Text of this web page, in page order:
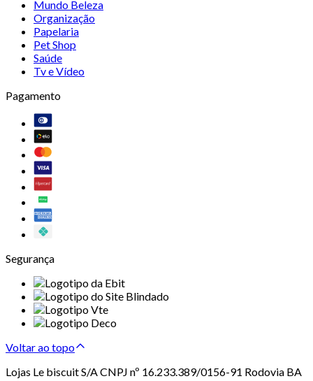
Mundo Beleza
Organização
Papelaria
Pet Shop
Saúde
Tv e Vídeo
Pagamento
Segurança
Voltar ao topo
Lojas Le biscuit S/A CNPJ nº 16.233.389/0156-91 Rodovia BA